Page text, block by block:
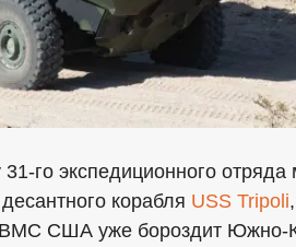
го экспедиционного отряда
корабля USS Tripoli
США уже бороздит Южно-